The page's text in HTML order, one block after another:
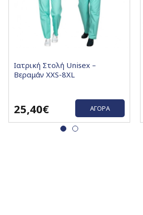
Ιατρική Στολή Unisex –
Βεραμάν XXS-8XL
25,40€ ΑΓΟΡΆ